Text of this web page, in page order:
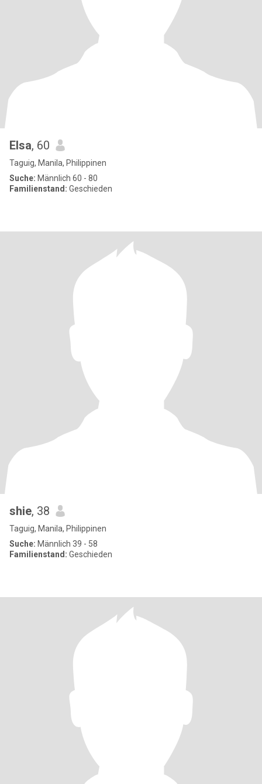
Elsa, 60
Taguig, Manila, Philippinen
Suche: Männlich 60 - 80
Familienstand: Geschieden
shie, 38
Taguig, Manila, Philippinen
Suche: Männlich 39 - 58
Familienstand: Geschieden